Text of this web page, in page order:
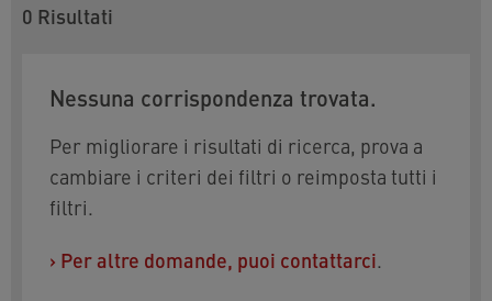
0 Risultati
Nessuna corrispondenza trovata.
Per migliorare i risultati di ricerca, prova a
cambiare i criteri dei filtri o reimposta tutti i
filtri.
› Per altre domande, puoi contattarci.